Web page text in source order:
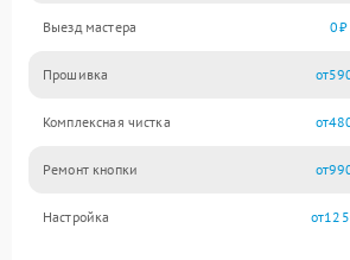
Выезд мастера 0
Прошивка
Комплексная чистка
Ремонт кнопки
Настройка